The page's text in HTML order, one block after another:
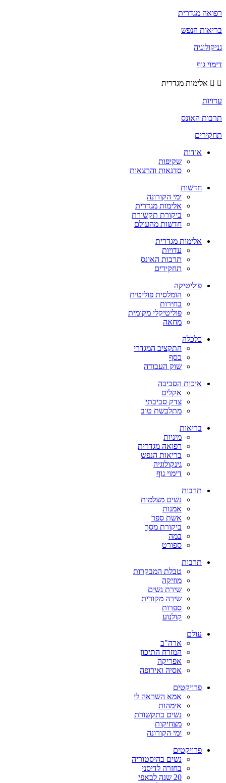
רפואה מגדרית
בריאות הנפש
גניקולוגיה
דימוי גוף
אלימות מגדרית
עדויות
תרבות האונס
תחקירים
אודות
שקיפות
סדנאות והרצאות
חדשות
ימי הקורונה
אלימות מגדרית
ביקורת תקשורת
חדשות מהעולם
אלימות מגדרית
עדויות
תרבות האונס
תחקירים
פוליטיקה
הומלסית פוליטית
בחירות
פוליטיקלי מקומית
מחאה
כלכלה
התקציב המגדרי
כסף
שוק העבודה
איכות הסביבה
אקלים
צדק סביבתי
מתלבשת טוב
בריאות
מיניות
רפואה מגדרית
בריאות הנפש
גינקולוגיה
דימוי גוף
תרבות
נשים מצלמות
אמנות
אשת ספר
ביקורת מסך
במה
ספורט
תרבות
טבלת המבקרות
מוזיקה
שירת נשים
שירה מקורית
ספרות
קולנוע
עולם
ארה"ב
המזרח התיכון
אפריקה
אסיה ואירופה
פרויקטים
אמא השראה לי
אימהות
נשים בתקשורת
מצחיקות
ימי הקורונה
פרויקטים
נשים בהיסטוריה
בחזרה לדיסני
20 שנה לבאפי